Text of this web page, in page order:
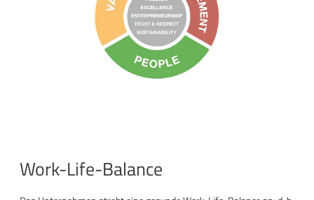
Work-Life-Balance